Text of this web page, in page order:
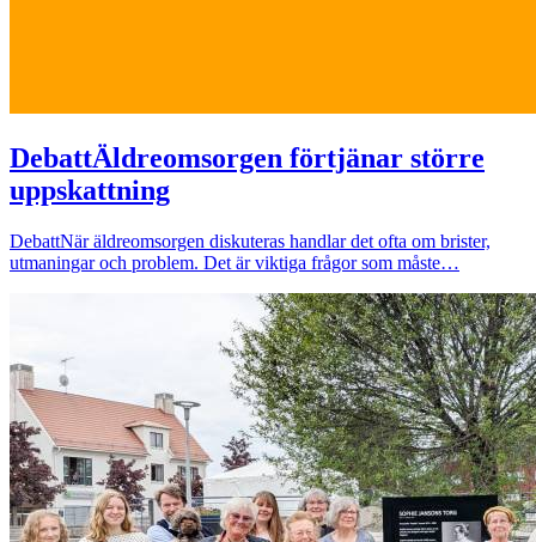
DebattÄldreomsorgen förtjänar större
uppskattning
DebattNär äldreomsorgen diskuteras handlar det ofta om brister,
utmaningar och problem. Det är viktiga frågor som måste…